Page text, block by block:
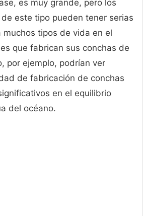
es muy grande, pero los
este tipo pueden tener serias
muchos tipos de vida en el
que fabrican sus conchas de
por ejemplo, podrían ver
de fabricación de conchas
en el equilibrio
del océano.